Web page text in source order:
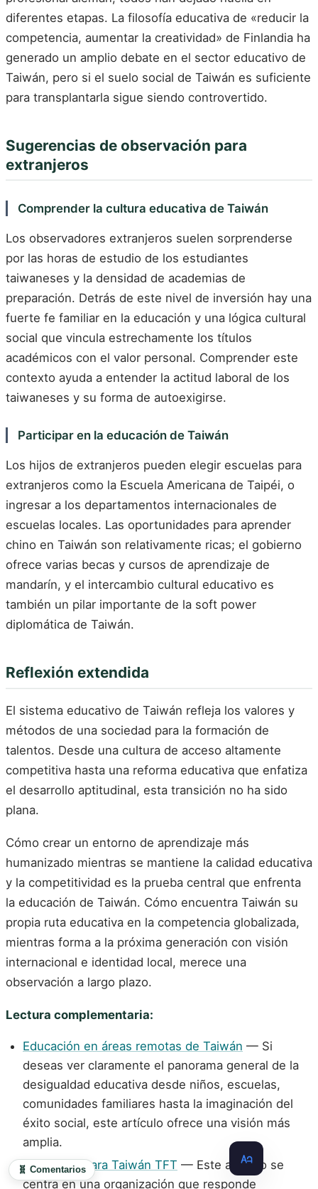
diferentes etapas. La filosofía educativa de «reducir la
competencia, aumentar la creatividad» de Finlandia ha
generado un amplio debate en el sector educativo de
Taiwán, pero si el suelo social de Taiwán es suficiente
para transplantarla sigue siendo controvertido.
Sugerencias de observación para
extranjeros
Comprender la cultura educativa de Taiwán
Los observadores extranjeros suelen sorprenderse
por las horas de estudio de los estudiantes
taiwaneses y la densidad de academias de
preparación. Detrás de este nivel de inversión hay una
fuerte fe familiar en la educación y una lógica cultural
social que vincula estrechamente los títulos
académicos con el valor personal. Comprender este
contexto ayuda a entender la actitud laboral de los
taiwaneses y su forma de autoexigirse.
Participar en la educación de Taiwán
Los hijos de extranjeros pueden elegir escuelas para
extranjeros como la Escuela Americana de Taipéi, o
ingresar a los departamentos internacionales de
escuelas locales. Las oportunidades para aprender
chino en Taiwán son relativamente ricas; el gobierno
ofrece varias becas y cursos de aprendizaje de
mandarín, y el intercambio cultural educativo es
también un pilar importante de la soft power
diplomática de Taiwán.
Reflexión extendida
El sistema educativo de Taiwán refleja los valores y
métodos de una sociedad para la formación de
talentos. Desde una cultura de acceso altamente
competitiva hasta una reforma educativa que enfatiza
el desarrollo aptitudinal, esta transición no ha sido
plana.
Cómo crear un entorno de aprendizaje más
humanizado mientras se mantiene la calidad educativa
y la competitividad es la prueba central que enfrenta
la educación de Taiwán. Cómo encuentra Taiwán su
propia ruta educativa en la competencia globalizada,
mientras forma a la próxima generación con visión
internacional e identidad local, merece una
observación a largo plazo.
Lectura complementaria:
Educación en áreas remotas de Taiwán — Si
deseas ver claramente el panorama general de la
desigualdad educativa desde niños, escuelas,
comunidades familiares hasta la imaginación del
éxito social, este artículo ofrece una visión más
amplia.
Educación para Taiwán TFT — Este artículo se
centra en una organización que responde
🧬 Comentarios